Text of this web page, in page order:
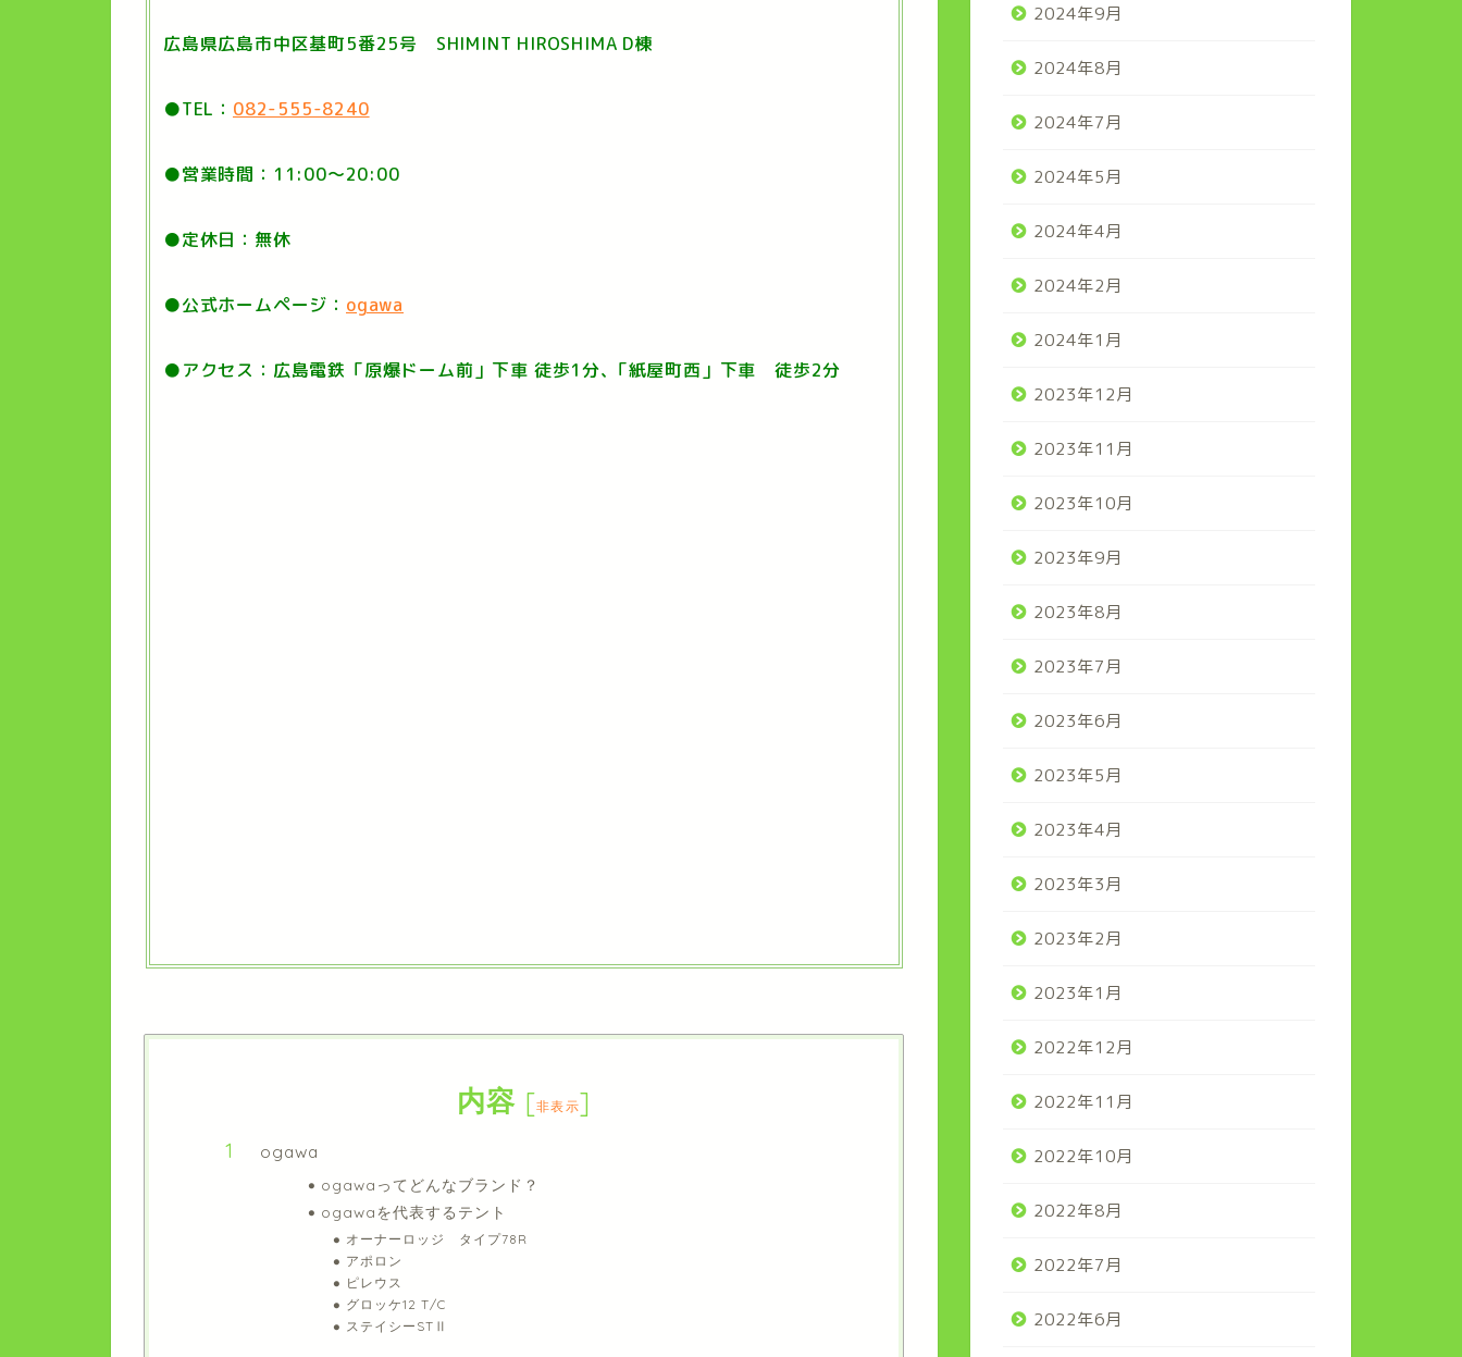
広島県広島市中区基町5番25号 SHIMINT HIROSHIMA D棟
●TEL： 082-555-8240
●営業時間：11:00〜20:00
●定休日：無休
●公式ホームページ： ogawa
●アクセス：広島電鉄「原爆ドーム前」下車 徒歩1分､「紙屋町西」下車 徒歩2分
内容 [非表示]
ogawa
ogawaってどんなブランド？
ogawaを代表するテント
オーナーロッジ タイプ78R
アポロン
ピレウス
グロッケ12 T/C
ステイシーSTⅡ
2024年9月
2024年8月
2024年7月
2024年5月
2024年4月
2024年2月
2024年1月
2023年12月
2023年11月
2023年10月
2023年9月
2023年8月
2023年7月
2023年6月
2023年5月
2023年4月
2023年3月
2023年2月
2023年1月
2022年12月
2022年11月
2022年10月
2022年8月
2022年7月
2022年6月